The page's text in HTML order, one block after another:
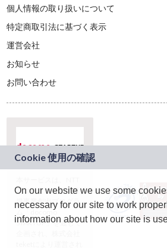
個人情報の取り扱いについて
特定商取引法に基づく表示
運営会社
お知らせ
お問い合わせ
ドコモグループの新
規事業創出プログラ
ム「docomo
STARTUP」を通じて
On our website we use some
necessary for our site to work
information about how our site is